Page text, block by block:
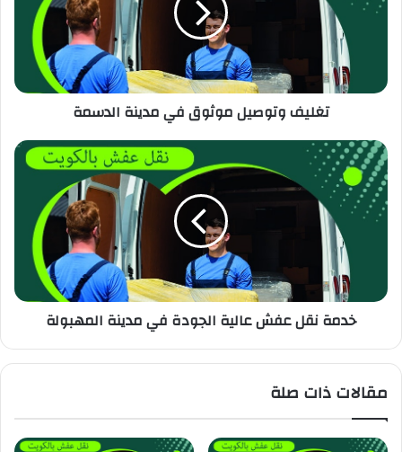
تغليف وتوصيل موثوق في مدينة الدسمة
خدمة نقل عفش عالية الجودة في مدينة المهبولة
مقالات ذات صلة